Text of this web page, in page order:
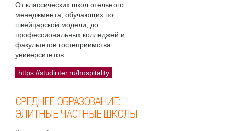
От классических школ отельного
менеджмента, обучающих по
швейцарской модели, до
профессиональных колледжей и
факультетов гостеприимства
университетов.
https://studinter.ru/hospitality
СРЕДНЕЕ ОБРАЗОВАНИЕ:
ЭЛИТНЫЕ ЧАСТНЫЕ ШКОЛЫ